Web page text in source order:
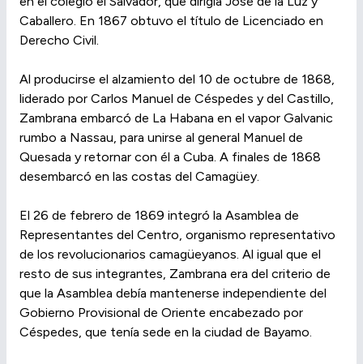
Caballero. En 1867 obtuvo el título de Licenciado en
Derecho Civil.
Al producirse el alzamiento del 10 de octubre de 1868,
liderado por Carlos Manuel de Céspedes y del Castillo,
Zambrana embarcó de La Habana en el vapor Galvanic
rumbo a Nassau, para unirse al general Manuel de
Quesada y retornar con él a Cuba. A finales de 1868
desembarcó en las costas del Camagüey.
El 26 de febrero de 1869 integró la Asamblea de
Representantes del Centro, organismo representativo
de los revolucionarios camagüeyanos. Al igual que el
resto de sus integrantes, Zambrana era del criterio de
que la Asamblea debía mantenerse independiente del
Gobierno Provisional de Oriente encabezado por
Céspedes, que tenía sede en la ciudad de Bayamo.